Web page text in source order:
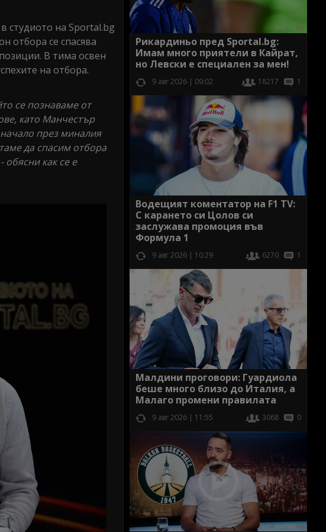
студиото на Sportal.bg
отбора се спасява
В тима освен
на отбора.
се познаваме от
като Манчестър
през миналия
да спасим отбора
как се е
Рикардиньо пред Sportal.bg:
Имам много приятели в Кайрат,
но Левски е специален за мен!
9 авг 2026 | 09:02 18217 1
Водещият коментатор на F1 TV:
С карането си Цолов си
заслужава промоция във
Формула 1
9 авг 2026 | 10:29 6270 1
Малдини проговори: Гуардиола
беше много близо до Италия, а
Малаго промени правилата
9 авг 2026 | 11:55 3068 0